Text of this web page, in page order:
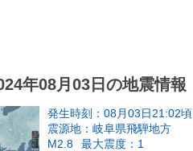
年08月03日の地震情報
発生時刻：08月03日21:02頃
震源地：岐阜県飛騨地方
M2.8
最大震度：1